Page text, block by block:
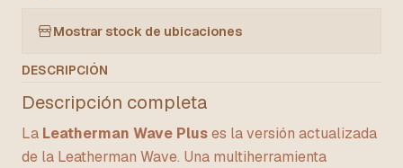
Mostrar stock de ubicaciones
DESCRIPCIÓN
Descripción completa
La Leatherman Wave Pluses la versión actualizada
de la Leatherman Wave. Una multiherramienta